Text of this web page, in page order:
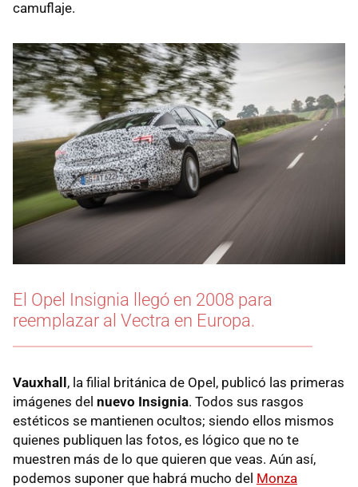
camuflaje.
El Opel Insignia llegó en 2008 para
reemplazar al Vectra en Europa.
Vauxhall, la filial británica de Opel, publicó las primeras
imágenes del nuevo Insignia. Todos sus rasgos
estéticos se mantienen ocultos; siendo ellos mismos
quienes publiquen las fotos, es lógico que no te
muestren más de lo que quieren que veas. Aún así,
podemos suponer que habrá mucho del Monza